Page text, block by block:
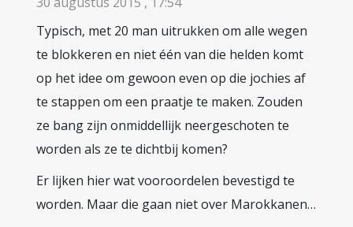
Typisch, met 20 man uitrukken om alle wegen
te blokkeren en niet één van die helden komt
op het idee om gewoon even op die jochies af
te stappen om een praatje te maken. Zouden
ze bang zijn onmiddellijk neergeschoten te
worden als ze te dichtbij komen?
Er lijken hier wat vooroordelen bevestigd te
worden. Maar die gaan niet over Marokkanen…